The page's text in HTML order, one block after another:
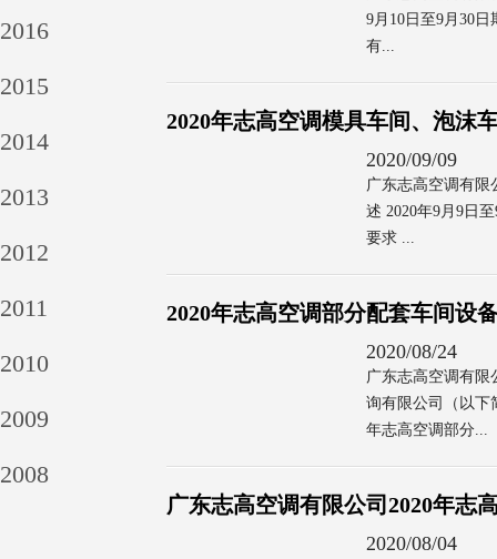
2016
2015
2014
2013
2012
2011
2010
2009
2008
9月10日至9月30
有...
2020年志高空调模具车间、泡沫
2020/09/09
广东志高空调有限
述 2020年9月9日
要求 ...
2020年志高空调部分配套车间设
2020/08/24
广东志高空调有限
询有限公司（以下
年志高空调部分...
广东志高空调有限公司2020年志
2020/08/04